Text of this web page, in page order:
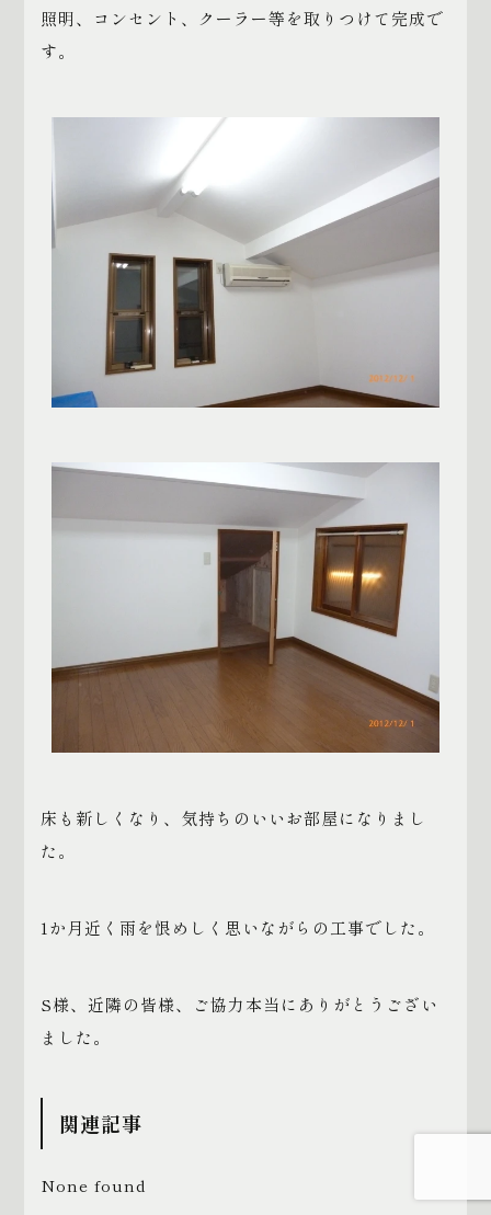
照明、コンセント、クーラー等を取りつけて完成で
す。
床も新しくなり、気持ちのいいお部屋になりまし
た。
1か月近く雨を恨めしく思いながらの工事でした。
S様、近隣の皆様、ご協力本当にありがとうござい
ました。
関連記事
None found